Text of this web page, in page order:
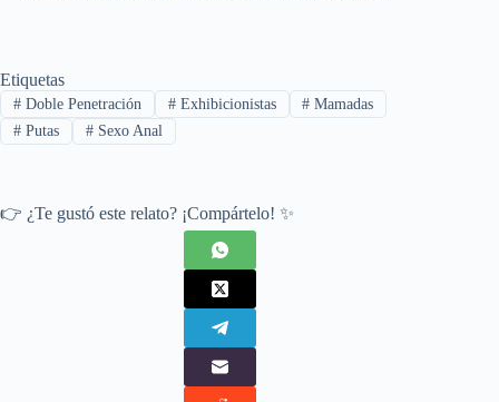
Etiquetas
#Doble Penetración #Exhibicionistas # Mamadas
#Putas #Sexo Anal
👉 ¿Te gustó este relato? ¡Compártelo! ✨